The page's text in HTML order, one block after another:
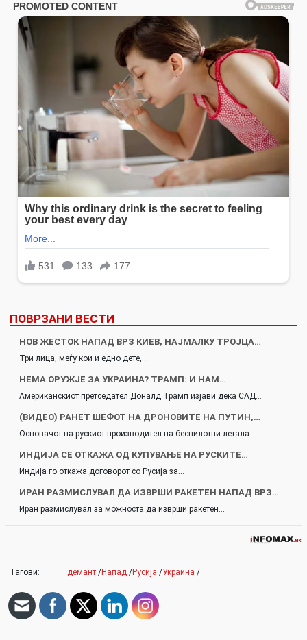
ПОВРЗАНИ ВЕСТИ
НОВ ЖЕСТОК НАПАД ВРЗ КИЕВ, НАЈМАЛКУ ТРОЈЦА…
Три лица, меѓу кои и едно дете,…
НЕМА ОРУЖЈЕ ЗА УКРАИНА? ТРАМП: И НАМ…
Американскиот претседател Доналд Трамп изјави дека САД…
(ВИДЕО) РАНЕТ ШЕФОТ НА ДРОНОВИТЕ НА ПУТИН,…
Основачот на рускиот производител на беспилотни летала…
ИНДИЈА СЕ ОТКАЖА ОД КУПУВАЊЕ НА РУСКИТЕ…
Индија го откажа договорот со Русија за…
ИРАН РАЗМИСЛУВАЛ ДА ИЗВРШИ РАКЕТЕН НАПАД ВРЗ…
Иран размислувал за можноста да изврши ракетен…
Тагови: демант /Напад /Русија /Украина /